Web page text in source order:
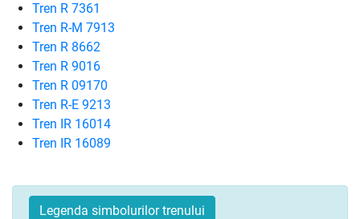
Tren R 7361
Tren R-M 7913
Tren R 8662
Tren R 9016
Tren R 09170
Tren R-E 9213
Tren IR 16014
Tren IR 16089
Legenda simbolurilor trenului